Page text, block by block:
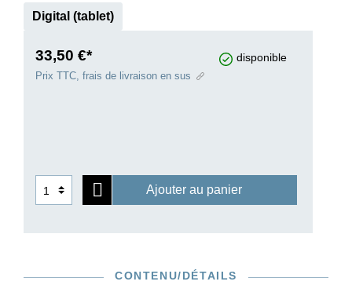
Digital (tablet)
33,50 €* disponible
Prix TTC, frais de livraison en sus
Ajouter au panier
CONTENU/DÉTAILS